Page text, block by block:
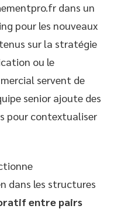
dans un
pour les nouveaux
sur la stratégie
ou le
servent de
senior ajoute des
pour contextualiser
dans les structures
entre pairs